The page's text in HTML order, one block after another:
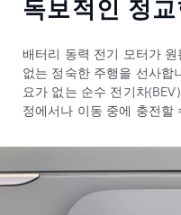
독보적인 정
배터리 동력 전기 모터가
없는 정숙한 주행을 선사합
요가 없는 순수 전기차
정에서나 이동 중에 충전할